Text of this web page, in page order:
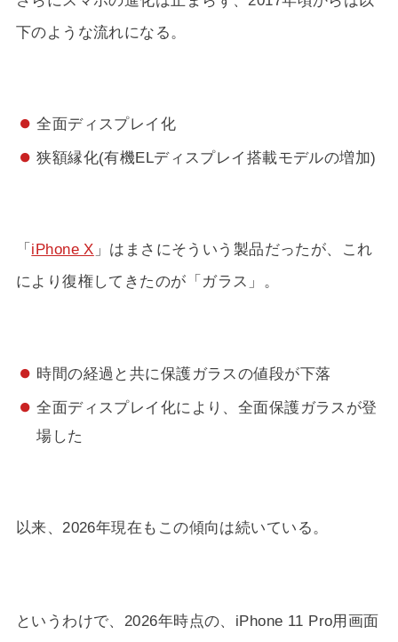
下のような流れになる。
全面ディスプレイ化
狭額縁化(有機ELディスプレイ搭載モデルの増加)
「 iPhone X 」はまさにそういう製品だったが、これ
により復権してきたのが「ガラス」。
時間の経過と共に保護ガラスの値段が下落
全面ディスプレイ化により、全面保護ガラスが登
場した
以来、 2026年現在もこの傾向は続いている。
というわけで、 2026年時点の、iPhone 11 Pro用画面